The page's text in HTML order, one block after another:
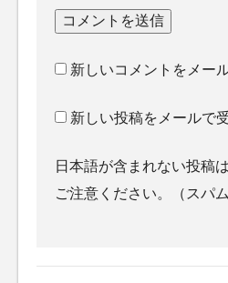
新しいコメントをメー
新しい投稿をメールで
日本語が含まれない投稿
ご注意ください。（スパム